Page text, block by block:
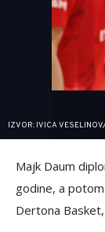
IZVOR: IVICA
Majk Daum
godine, a
Dertona